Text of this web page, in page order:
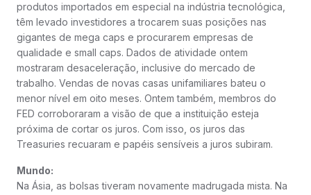
produtos importados em especial na indústria tecnológica,
têm levado investidores a trocarem suas posições nas
gigantes de mega caps e procurarem empresas de
qualidade e small caps. Dados de atividade ontem
mostraram desaceleração, inclusive do mercado de
trabalho. Vendas de novas casas unifamiliares bateu o
menor nível em oito meses. Ontem também, membros do
FED corroboraram a visão de que a instituição esteja
próxima de cortar os juros. Com isso, os juros das
Treasuries recuaram e papéis sensíveis a juros subiram.
Mundo:
Na Ásia, as bolsas tiveram novamente madrugada mista. Na